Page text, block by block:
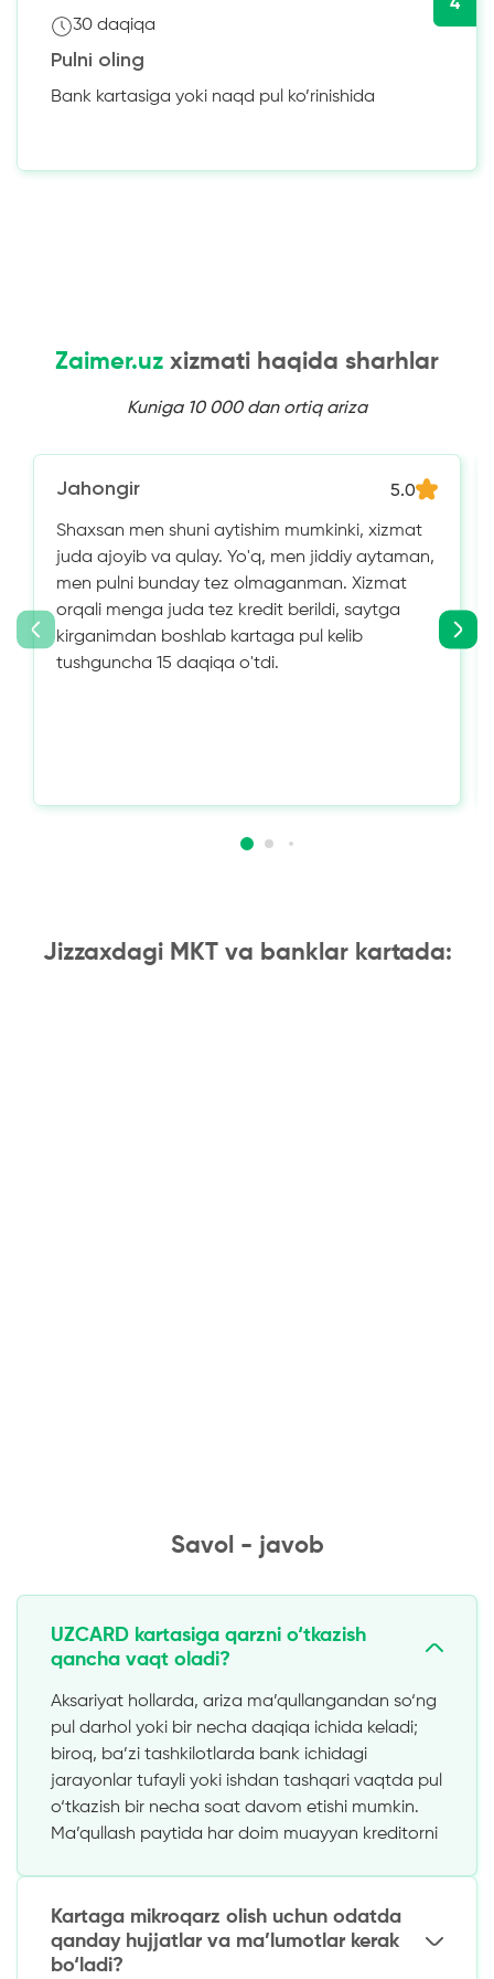
4
30 daqiqa
Pulni oling
Bank kartasiga yoki naqd pul ko’rinishida
Zaimer.uz xizmati haqida sharhlar
Kuniga 10 000 dan ortiq ariza
Jahongir 5.0
Shaxsan men shuni aytishim mumkinki, xizmat
juda ajoyib va ​​qulay. Yo'q, men jiddiy aytaman,
men pulni bunday tez olmaganman. Xizmat
orqali menga juda tez kredit berildi, saytga
kirganimdan boshlab kartaga pul kelib
tushguncha 15 daqiqa o'tdi.
Jizzaxdagi MKT va banklar kartada:
Savol - javob
UZCARD kartasiga qarzni o‘tkazish
qancha vaqt oladi?
Aksariyat hollarda, ariza ma’qullangandan so‘ng
pul darhol yoki bir necha daqiqa ichida keladi;
biroq, ba’zi tashkilotlarda bank ichidagi
jarayonlar tufayli yoki ishdan tashqari vaqtda pul
o‘tkazish bir necha soat davom etishi mumkin.
Ma’qullash paytida har doim muayyan kreditorni
Kartaga mikroqarz olish uchun odatda
qanday hujjatlar va ma’lumotlar kerak
bo‘ladi?